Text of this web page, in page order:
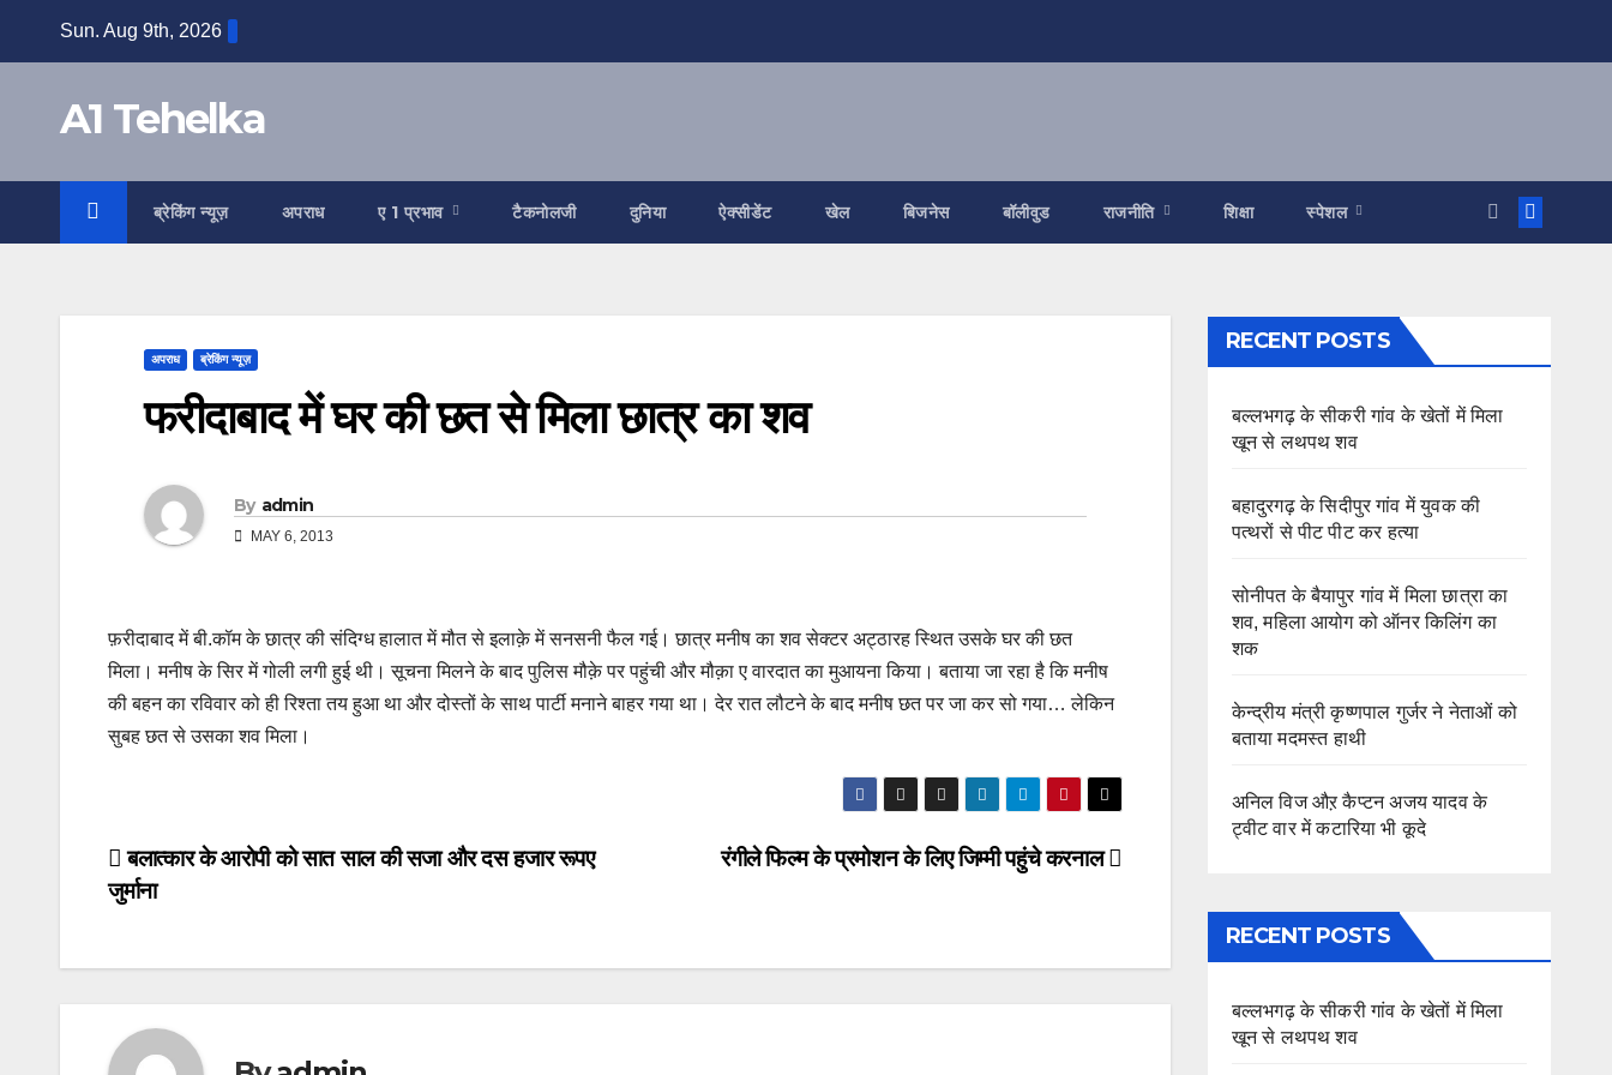
Sun. Aug 9th, 2026
A1 Tehelka
ब्रेकिंग न्यूज़ अपराध ए 1 प्रभाव टैकनोलजी दुनिया ऐक्सीडेंट खेल बिजनेस बॉलीवुड राजनीति शिक्षा स्पेशल
अपराध ब्रेकिंग न्यूज़
फरीदाबाद में घर की छत से मिला छात्र का शव
By admin
MAY 6, 2013
फ़रीदाबाद में बी.कॉम के छात्र की संदिग्ध हालात में मौत से इलाक़े में सनसनी फैल गई। छात्र मनीष का शव सेक्टर अट्ठारह स्थित उसके घर की छत
मिला। मनीष के सिर में गोली लगी हुई थी। सूचना मिलने के बाद पुलिस मौक़े पर पहुंची और मौक़ा ए वारदात का मुआयना किया। बताया जा रहा है कि मनीष
की बहन का रविवार को ही रिश्ता तय हुआ था और दोस्तों के साथ पार्टी मनाने बाहर गया था। देर रात लौटने के बाद मनीष छत पर जा कर सो गया… लेकिन
सुबह छत से उसका शव मिला।
Post
navigation
रंगीले फिल्म के प्रमोशन के लिए जिम्मी पहुंचे करनाल
बलात्कार के आरोपी को सात साल की सजा और दस हजार रूपए
जुर्माना
RECENT POSTS
बल्लभगढ़ के सीकरी गांव के खेतों में मिला
खून से लथपथ शव
बहादुरगढ़ के सिदीपुर गांव में युवक की
पत्थरों से पीट पीट कर हत्या
सोनीपत के बैयापुर गांव में मिला छात्रा का
शव, महिला आयोग को ऑनर किलिंग का
शक
केन्द्रीय मंत्री कृष्णपाल गुर्जर ने नेताओं को
बताया मदमस्त हाथी
अनिल विज औऱ कैप्टन अजय यादव के
ट्वीट वार में कटारिया भी कूदे
RECENT POSTS
बल्लभगढ़ के सीकरी गांव के खेतों में मिला
खून से लथपथ शव